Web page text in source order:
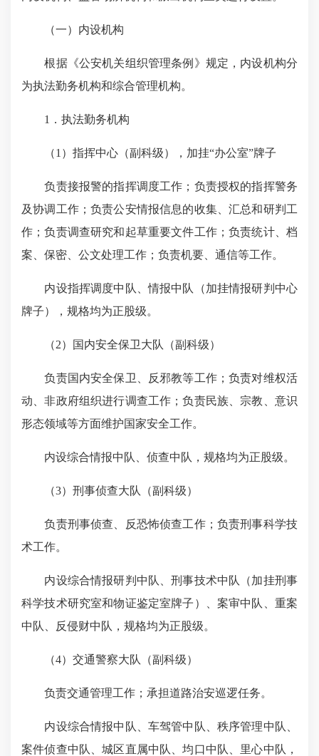
（一）内设机构
根据《公安机关组织管理条例》规定，内设机构分
为执法勤务机构和综合管理机构。
1 ．执法勤务机构
（1 ）指挥中心（副科级），加挂“办公室”牌子
负责接报警的指挥调度工作；负责授权的指挥警务
及协调工作；负责公安情报信息的收集、汇总和研判工
作；负责调查研究和起草重要文件工作；负责统计、档
案、保密、公文处理工作；负责机要、通信等工作。
内设指挥调度中队、情报中队（加挂情报研判中心
牌子），规格均为正股级。
（2）国内安全保卫大队（副科级）
负责国内安全保卫、反邪教等工作；负责对维权活
动、非政府组织进行调查工作；负责民族、宗教、意识
形态领域等方面维护国家安全工作。
内设综合情报中队、侦查中队，规格均为正股级。
（3）刑事侦查大队（副科级）
负责刑事侦查、反恐怖侦查工作；负责刑事科学技
术工作。
内设综合情报研判中队、刑事技术中队（加挂刑事
科学技术研究室和物证鉴定室牌子）、案审中队、重案
中队、反侵财中队，规格均为正股级。
（4）交通警察大队（副科级）
负责交通管理工作；承担道路治安巡逻任务。
内设综合情报中队、车驾管中队、秩序管理中队、
案件侦查中队、城区直属中队、均口中队、里心中队，